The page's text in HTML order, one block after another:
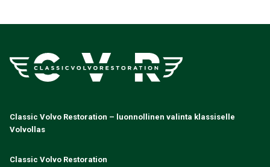
Classic Volvo Restoration – luonnollinen valinta klassiselle
Volvollas
Classic Volvo Restoration